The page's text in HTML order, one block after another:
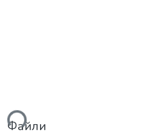
Файли